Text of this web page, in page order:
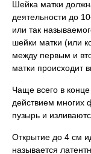
Шейка матки
деятельности до
или так
шейки матки (или
между первым и
матки происходит
Чаще всего в
действием многих
пузырь и
Открытие до 4 см
называется